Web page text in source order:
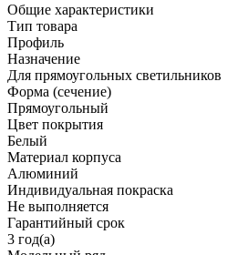
Общие характеристики
Тип товара
Профиль
Назначение
Для прямоугольных светильников
Форма (сечение)
Прямоугольный
Цвет покрытия
Белый
Материал корпуса
Алюминий
Индивидуальная покраска
Не выполняется
Гарантийный срок
3 год(а)